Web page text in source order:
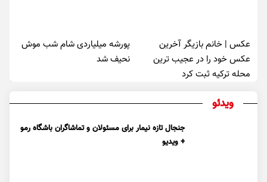
عکس | خانم بازیگر آخرین
عکس خود را در عجیب ترین
محله ترکیه ثبت کرد
پورشه میلیاردی شام شب موش‌
نحیف شد
ویدئو
جنجال تازه نیمار برای مسئولان و تماشاگران باشگاه رمو
+ ویدیو